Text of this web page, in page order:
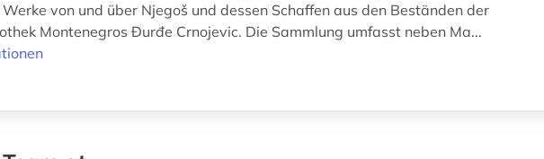
von und über Njegoš und dessen Schaffen aus den Beständen der
Montenegros Đurđe Crnojevic. Die Sammlung umfasst neben Ma...